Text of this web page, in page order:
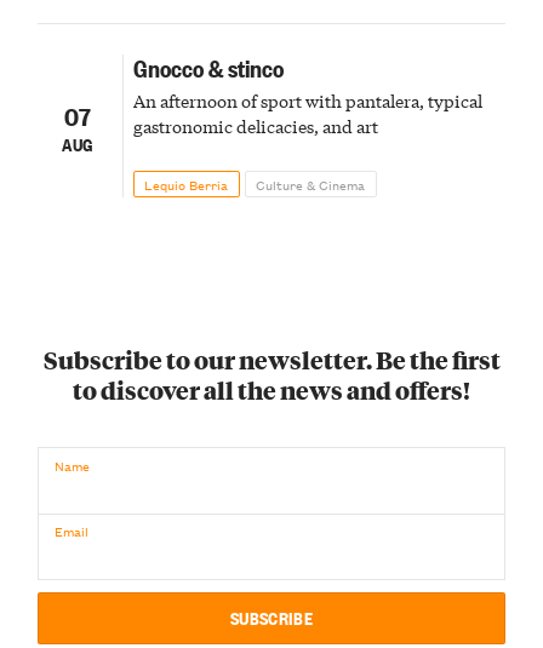
07
AUG
Gnocco & stinco
An afternoon of sport with pantalera, typical
gastronomic delicacies, and art
Lequio Berria Culture & Cinema
Subscribe to our newsletter. Be the first
to discover all the news and offers!
Name
Email